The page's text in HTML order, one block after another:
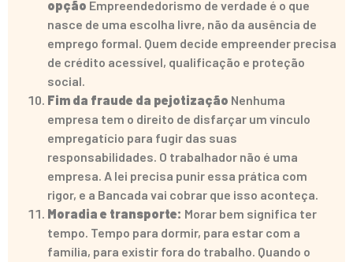
opção Empreendedorismo de verdade é o que
nasce de uma escolha livre, não da ausência de
emprego formal. Quem decide empreender precisa
de crédito acessível, qualificação e proteção
social.
Fim da fraude da pejotização Nenhuma
empresa tem o direito de disfarçar um vínculo
empregatício para fugir das suas
responsabilidades. O trabalhador não é uma
empresa. A lei precisa punir essa prática com
rigor, e a Bancada vai cobrar que isso aconteça.
Moradia e transporte: Morar bem significa ter
tempo. Tempo para dormir, para estar com a
família, para existir fora do trabalho. Quando o